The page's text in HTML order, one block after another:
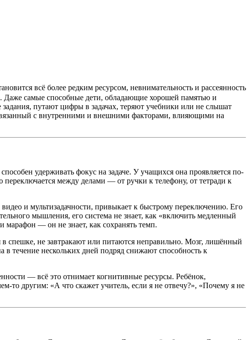
всё более редким ресурсом, невнимательность и рассеянность
Даже самые способные дети, обладающие хорошей памятью и
путают цифры в задачах, теряют учебники или не слышат
с внутренними и внешними факторами, влияющими на
удерживать фокус на задаче. У учащихся она проявляется по-
переключается между делами — от ручки к телефону, от тетради к
и мультизадачности, привыкает к быстрому переключению. Его
мышления, его система не знает, как «включить медленный
— он не знает, как сохранять темп.
спешке, не завтракают или питаются неправильно. Мозг, лишённый
течение нескольких дней подряд снижают способность к
— всё это отнимает когнитивные ресурсы. Ребёнок,
то другим: «А что скажет учитель, если я не отвечу?», «Почему я не